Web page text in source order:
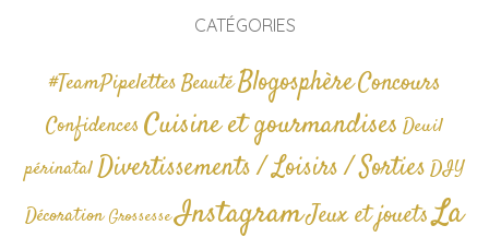
CATÉGORIES
#TeamPipelettesBeautéBlogosphèreConcours
Confidences Cuisine et gourmandises Deuil
périnatalDivertissements / Loisirs / SortiesDIY
Décoration GrossesseInstagramJeux et jouetsLa